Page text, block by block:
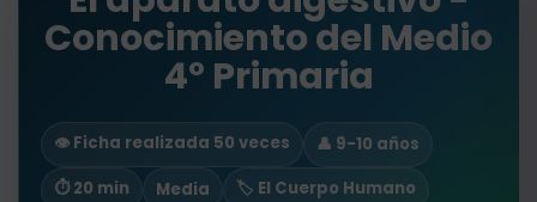
Conocimiento del Medio
4º Primaria
👁️ Ficha realizada 50 veces
👤 9-10 años
⏱ 20 min
Media
🏷️ El Cuerpo Humano